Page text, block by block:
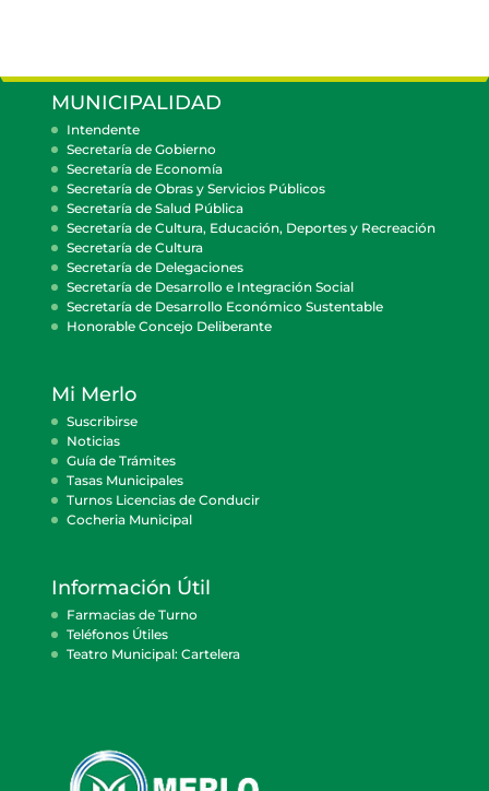
MUNICIPALIDAD
Intendente
Secretaría de Gobierno
Secretaría de Economía
Secretaría de Obras y Servicios Públicos
Secretaría de Salud Pública
Secretaría de Cultura, Educación, Deportes y Recreación
Secretaría de Cultura
Secretaría de Delegaciones
Secretaría de Desarrollo e Integración Social
Secretaría de Desarrollo Económico Sustentable
Honorable Concejo Deliberante
Mi Merlo
Suscribirse
Noticias
Guía de Trámites
Tasas Municipales
Turnos Licencias de Conducir
Cocheria Municipal
Información Útil
Farmacias de Turno
Teléfonos Útiles
Teatro Municipal: Cartelera